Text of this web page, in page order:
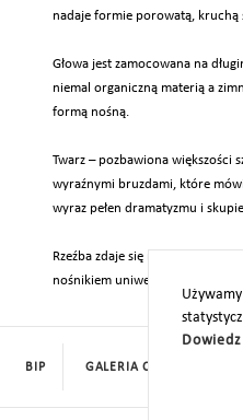
nadaje formie porowatą, kruchą
Głowa jest zamocowana na
niemal organiczną materią a
formą nośną.
Twarz – pozbawiona większości
wyraźnymi bruzdami, które
wyraz pełen dramatyzmu i
Rzeźba zdaje się nie tylko
nośnikiem uniwersalnej ludzkiej
BIP GALERIA CYFROWA